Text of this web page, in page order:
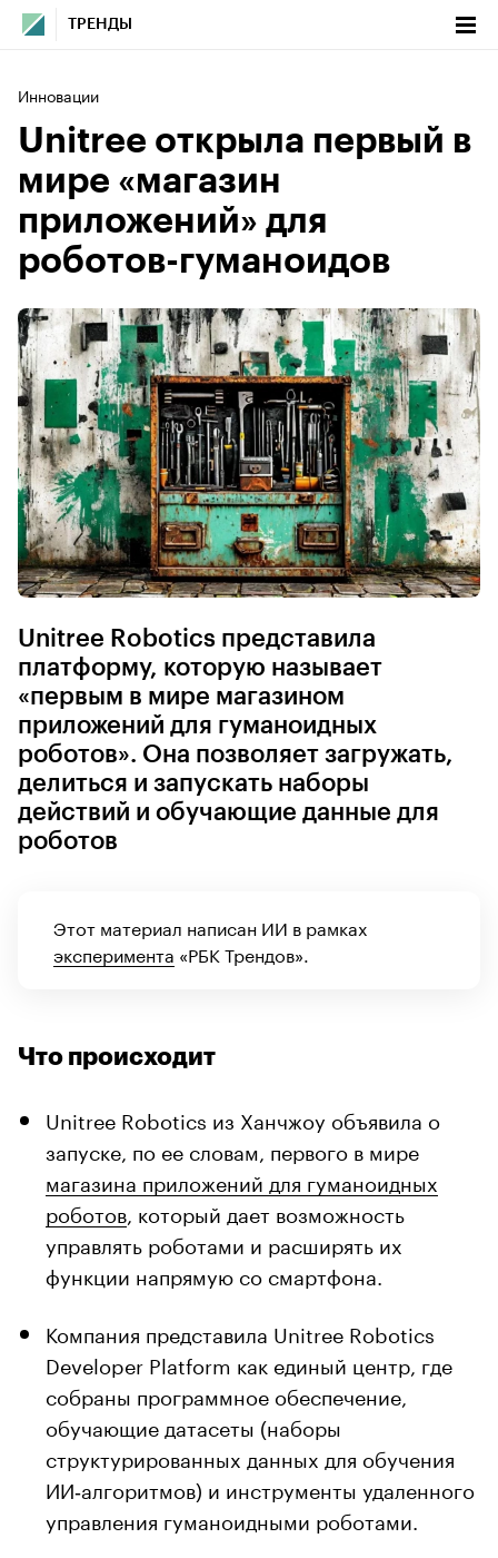
ТРЕНДЫ
Инновации
Unitree открыла первый в
мире «магазин
приложений» для
роботов-гуманоидов
Unitree Robotics представила
платформу, которую называет
«первым в мире магазином
приложений для гуманоидных
роботов». Она позволяет загружать,
делиться и запускать наборы
действий и обучающие данные для
роботов
Этот материал написан ИИ в рамках
эксперимента «РБК Трендов».
Что происходит
Unitree Robotics из Ханчжоу объявила о
запуске, по ее словам, первого в мире
магазина приложений для гуманоидных
роботов , который дает возможность
управлять роботами и расширять их
функции напрямую со смартфона.
Компания представила Unitree Robotics
Developer Platform как единый центр, где
собраны программное обеспечение,
обучающие датасеты (наборы
структурированных данных для обучения
ИИ‑алгоритмов) и инструменты удаленного
управления гуманоидными роботами.